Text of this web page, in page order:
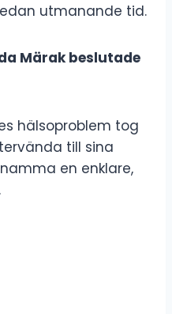
utmanande tid.
Märak beslutade
hälsoproblem tog
till sina
en enklare,